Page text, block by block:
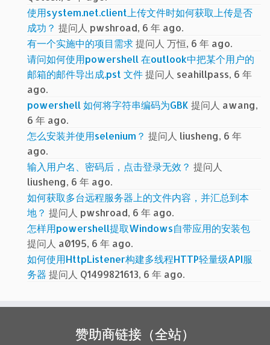
使用system.net.client上传文件时如何获取上传是否
成功？ 提问人 pwshroad, 6 年 ago.
有一个实施中的项目需求提问人 万恒, 6 年 ago.
请问如何使用powershell 在outlook中把某个用户的
邮箱的邮件导出成.pst 文件提问人 seahillpass, 6 年
ago.
powershell 如何将字符串编码为GBK 提问人 awang,
6 年 ago.
怎么安装并使用selenium？ 提问人 liusheng, 6 年
ago.
输入用户名、密码后，点击登录无效？ 提问人
liusheng, 6 年 ago.
如何获取多台远程服务器上的文件内容，并汇总到本
地？ 提问人 pwshroad, 6 年 ago.
怎样用powershell提取Windows自带应用的安装包
提问人 a0195, 6 年 ago.
如何使用HttpListener构建多线程HTTP轻量级API服
务器 提问人 Q1499821613, 6 年 ago.
赞助商链接（全站）